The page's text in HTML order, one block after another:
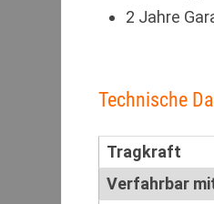
2 Jahre
Technische
Tragkraft
Verfahrbar